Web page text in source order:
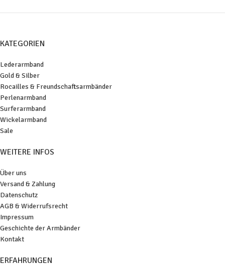
KATEGORIEN
Lederarmband
Gold & Silber
Rocailles & Freundschaftsarmbänder
Perlenarmband
Surferarmband
Wickelarmband
Sale
WEITERE INFOS
Über uns
Versand & Zahlung
Datenschutz
AGB & Widerrufsrecht
Impressum
Geschichte der Armbänder
Kontakt
ERFAHRUNGEN